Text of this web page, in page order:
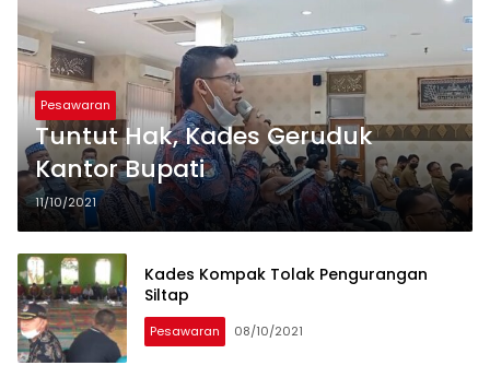
Pesawaran
Tuntut Hak, Kades Geruduk
Kantor Bupati
11/10/2021
Kades Kompak Tolak Pengurangan
Siltap
Pesawaran 08/10/2021